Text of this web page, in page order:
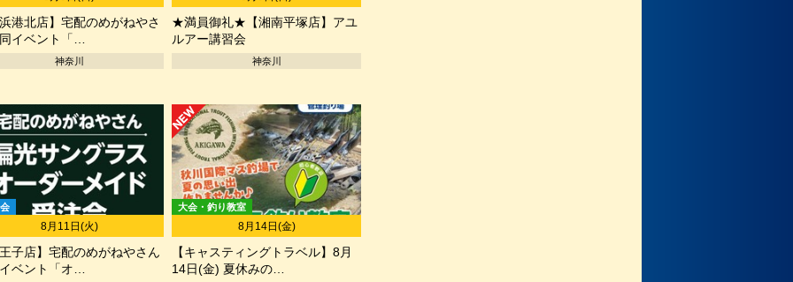
港北店】宅配のめがねやさ
イベント「…
神奈川
★満員御礼★【湘南平塚店】アユ
ルアー講習会
神奈川
8月11日(火)
子店】宅配のめがねやさん
ベント「オ…
大会・釣り教室
8月14日(金)
【キャスティングトラベル】8月
14日(金) 夏休みの…